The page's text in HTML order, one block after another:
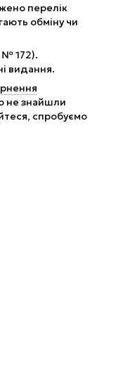
перелік
обміну чи
№ 172).
видання.
не знайшли
спробуємо